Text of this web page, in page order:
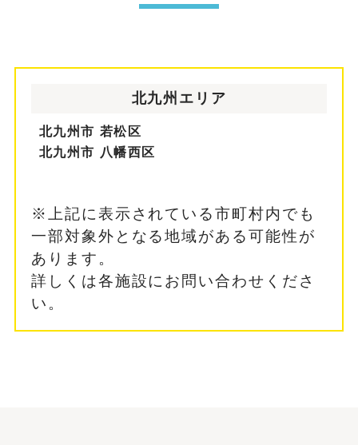
北九州エリア
北九州市 若松区
北九州市 八幡西区
※上記に表示されている市町村内でも
一部対象外となる地域がある可能性が
あります。
詳しくは各施設にお問い合わせくださ
い。